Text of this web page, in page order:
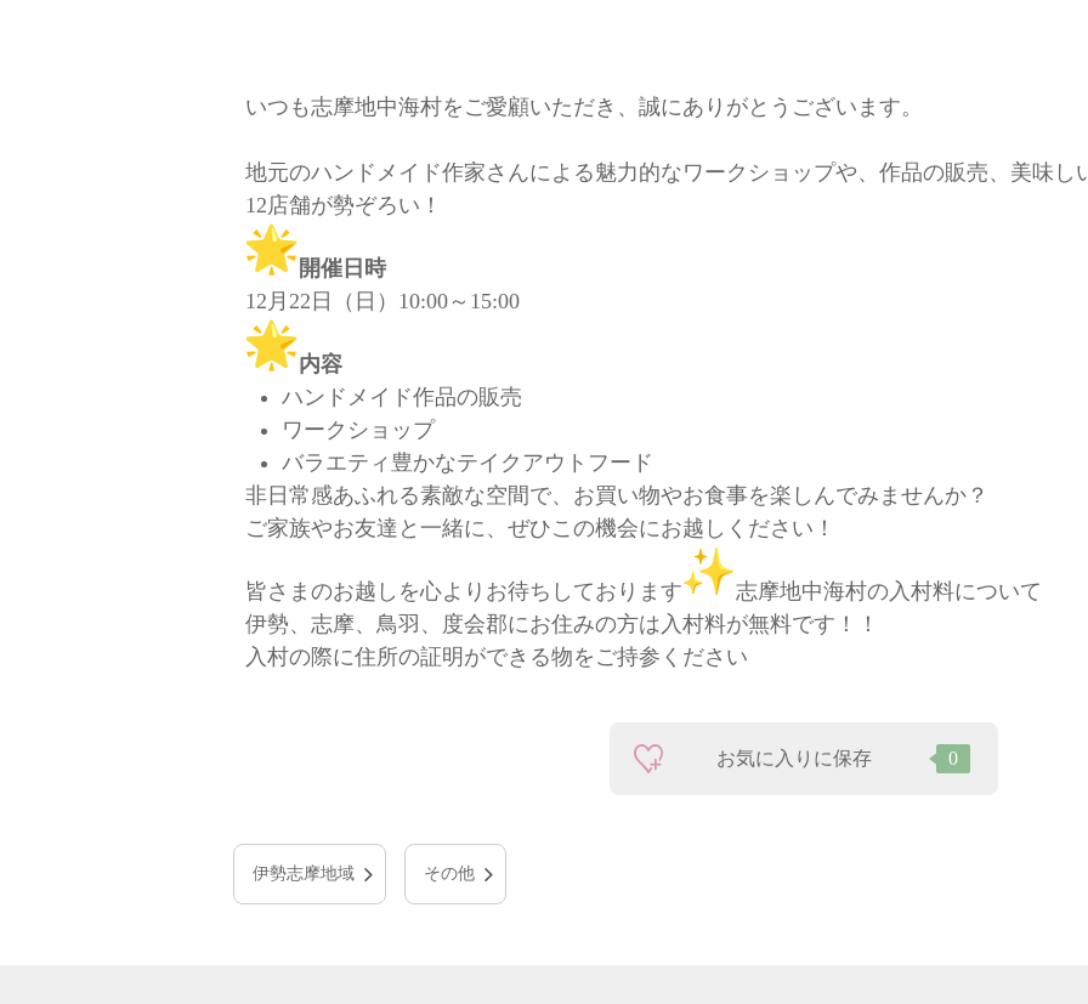
いつも志摩地中海村をご愛顧いただき、誠にありがとうございます。
地元のハンドメイド作家さんによる魅力的なワークショップや、作品の販売、美味し
12店舗が勢ぞろい！
開催日時
12月22日（日）10:00～15:00
内容
ハンドメイド作品の販売
ワークショップ
バラエティ豊かなテイクアウトフード
非日常感あふれる素敵な空間で、お買い物やお食事を楽しんでみませんか？
ご家族やお友達と一緒に、ぜひこの機会にお越しください！
皆さまのお越しを心よりお待ちしております
志摩地中海村の入村料について
伊勢、志摩、鳥羽、度会郡にお住みの方は入村料が無料です！！
入村の際に住所の証明ができる物をご持参ください
お気に入りに保存 0
伊勢志摩地域 その他